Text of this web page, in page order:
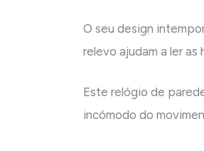
O seu design
relevo ajudam a ler
Este relógio de
incómodo do